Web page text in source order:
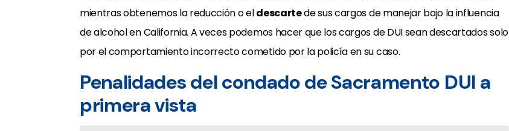
mientras obtenemos la reducción o eldescartede sus cargos de manejar bajo la influencia
de alcohol en California. A veces podemos hacer que los cargos de DUI sean descartados solo
por el comportamiento incorrecto cometido por la policía en su caso.
Penalidades del condado de Sacramento DUI a
primera vista